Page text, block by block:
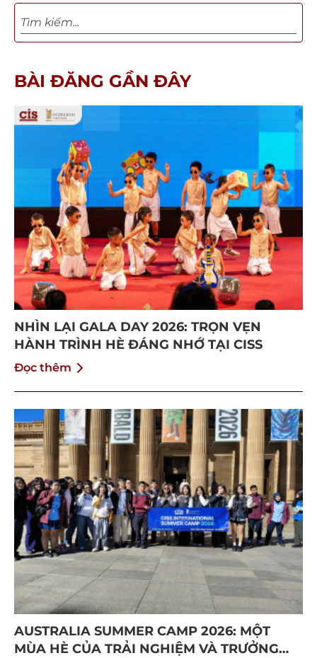
BÀI ĐĂNG GẦN ĐÂY
NHÌN LẠI GALA DAY 2026: TRỌN VẸN
HÀNH TRÌNH HÈ ĐÁNG NHỚ TẠI CISS
Đọc thêm
AUSTRALIA SUMMER CAMP 2026: MỘT
MÙA HÈ CỦA TRẢI NGHIỆM VÀ TRƯỞNG